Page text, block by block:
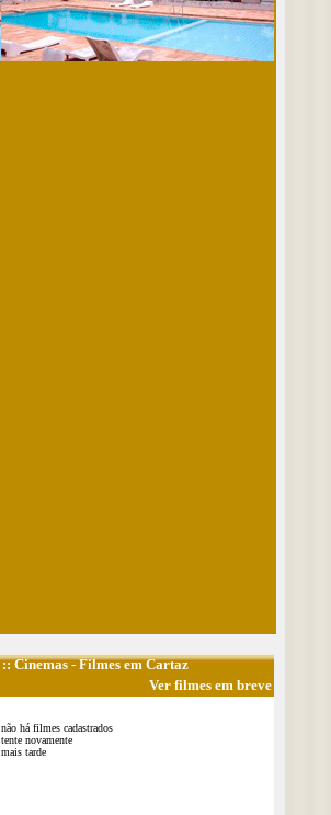
::Cinemas- Filmes em Cartaz
Ver filmes em breve
não há filmes cadastrados
tente novamente
mais tarde